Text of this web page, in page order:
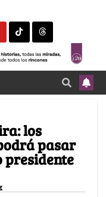
los
pasar
presidente